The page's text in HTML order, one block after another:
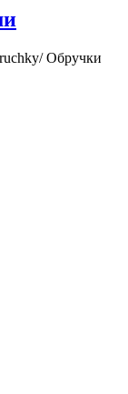
Обручки